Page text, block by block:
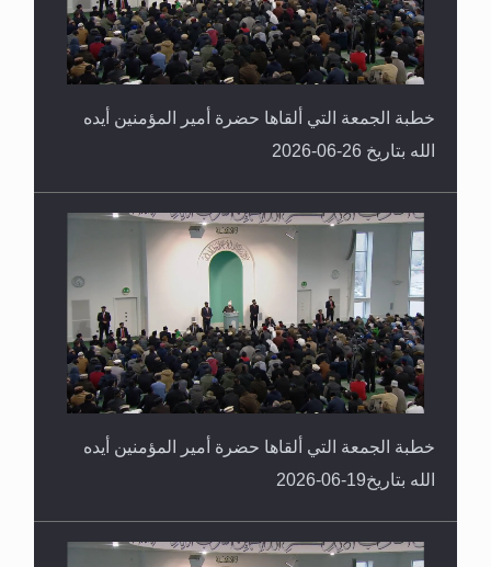
خطبة الجمعة التي ألقاها حضرة أمير المؤمنين أيده
الله بتاريخ 26-06-2026
خطبة الجمعة التي ألقاها حضرة أمير المؤمنين أيده
الله بتاريخ19-06-2026